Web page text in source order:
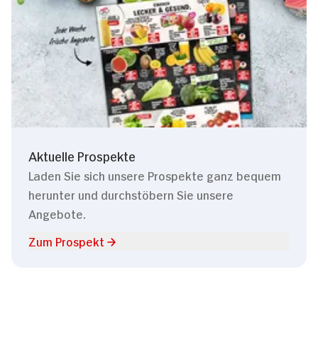
Aktuelle Prospekte
Laden Sie sich unsere Prospekte ganz bequem
herunter und durchstöbern Sie unsere
Angebote.
Zum Prospekt